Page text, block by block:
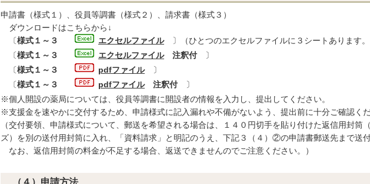
申請書（様式１）、役員等調書（様式２）、請求書（様式３）
ダウンロードはこちらから↓
〔様式１～３ エクセルファイル
〕（ひとつのエクセルファイルに３シートあります。
〔様式１～３ エクセルファイル注釈付 〕
〔様式１～３ pdfファイル
〕
〔様式１～３ pdfファイル注釈付
〕
※個人開設の薬局については、役員等調書に開設者の情報を入力し、提出してください。
※支援金を速やかに交付するため、申請様式に記入漏れや不備がないよう、提出前に十分ご確認くだ
（交付要領、申請様式について、郵送を希望される場合は、１４０円切手を貼り付けた返信用封筒
ズ）を別の送付用封筒に入れ、「資料請求」と明記のうえ、下記３（４）②の申請書郵送先まで送付
なお、返信用封筒の料金が不足する場合、返送できませんのでご注意ください。）
（４）申請方法